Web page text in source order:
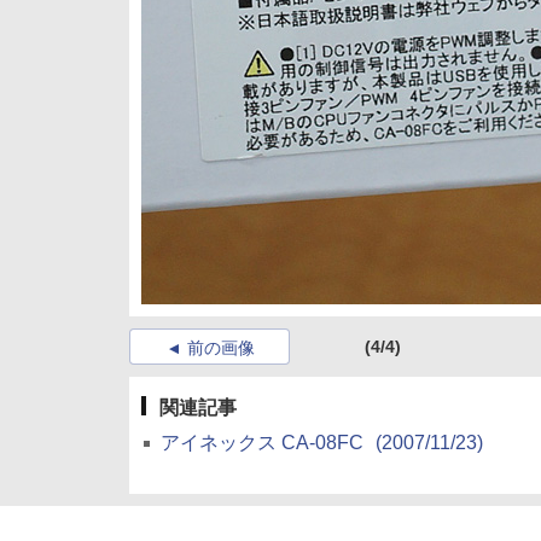
前の画像 (4/4)
関連記事
アイネックス CA-08FC
(2007/11/23)